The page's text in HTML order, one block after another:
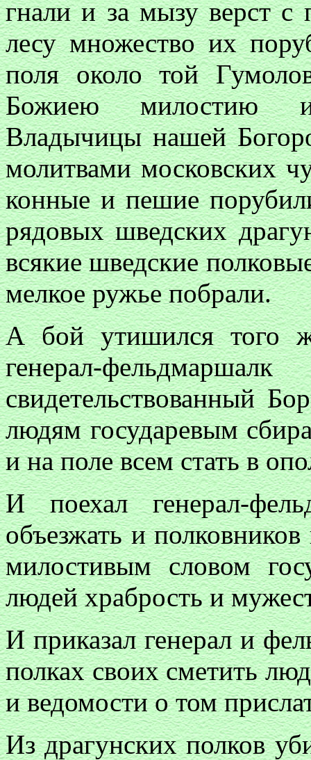
гнали и за мызу верст
лесу множество их
поля около той
Божиею милостию и
Владычицы нашей
молитвами московских
конные и пешие
рядовых шведских
всякие шведские
мелкое ружье побрали.
А бой утишился того
генерал-
свидетельствованный
людям государевым
и на поле всем стать в
И поехал генерал-
объезжать и
милостивым словом
людей храбрость и
И приказал генерал и
полках своих сметить
и ведомости о том
Из драгунских полков